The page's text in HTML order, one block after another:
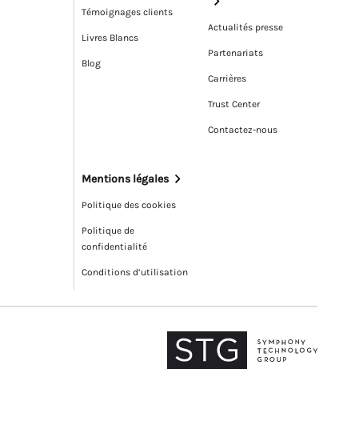
Témoignages clients
Livres Blancs
Blog
Actualités presse
Partenariats
Carrières
Trust Center
Contactez-nous
Mentions légales
Politique des cookies
Politique de
confidentialité
Conditions d’utilisation